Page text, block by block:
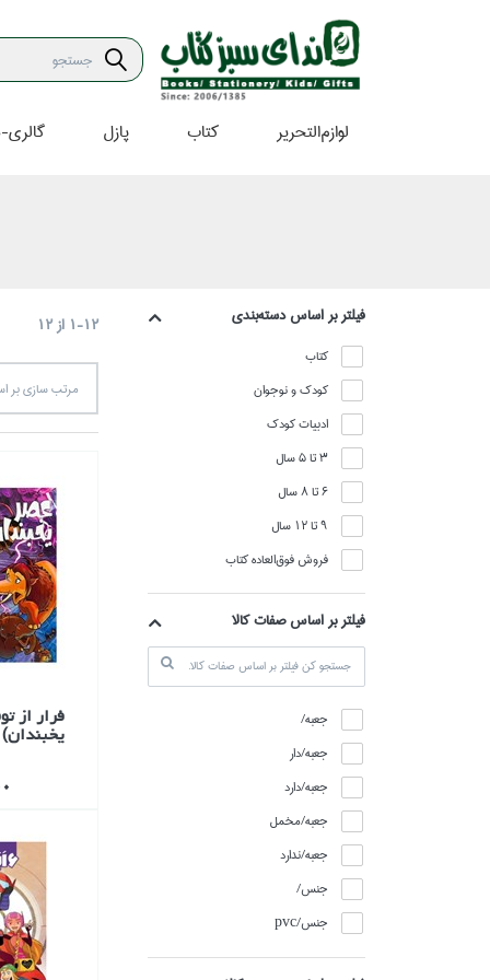
لوازم‌التحرير كتاب پازل
فيلتر بر اساس دسته‌بندي
كتاب
كودك و نوجوان
ادبيات كودك
3 تا 5 سال
6 تا 8 سال
9 تا 12 سال
فروش فوق‌العاده كتاب
فیلتر بر اساس صفات کالا
جعبه/
جعبه/دار
جعبه/دارد
جعبه/مخمل
جعبه/ندارد
جنس/
جنس/pvc
جنس/استيل
1-12 از12
مرتب سازي بر
فرار از
يخبندان)